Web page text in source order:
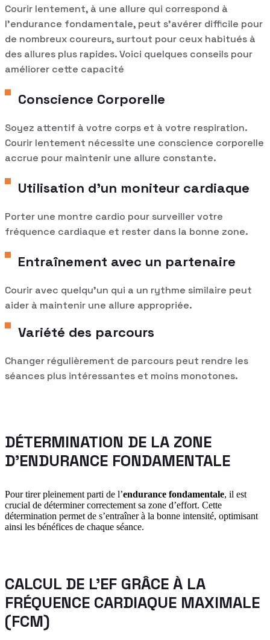
Courir lentement, à une allure qui correspond à
l’endurance fondamentale, peut s’avérer difficile pour
de nombreux coureurs, surtout pour ceux habitués à
des allures plus rapides. Voici quelques conseils pour
améliorer cette capacité
Conscience Corporelle
Soyez attentif à votre corps et à votre respiration.
Courir lentement nécessite une conscience corporelle
accrue pour maintenir une allure constante.
Utilisation d’un moniteur cardiaque
Porter une montre cardio pour surveiller votre
fréquence cardiaque et rester dans la bonne zone.
Entraînement avec un partenaire
Courir avec quelqu’un qui a un rythme similaire peut
aider à maintenir une allure appropriée.
Variété des parcours
Changer régulièrement de parcours peut rendre les
séances plus intéressantes et moins monotones.
DÉTERMINATION DE LA ZONE
D’ENDURANCE FONDAMENTALE
Pour tirer pleinement parti de l’endurance fondamentale, il est
crucial de déterminer correctement sa zone d’effort. Cette
détermination permet de s’entraîner à la bonne intensité, optimisant
ainsi les bénéfices de chaque séance.
CALCUL DE L'EF GRÂCE À LA
FRÉQUENCE CARDIAQUE MAXIMALE
(FCM)